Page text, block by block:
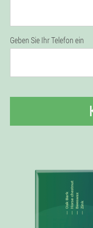
Geben Sie Ihr Telefon ein